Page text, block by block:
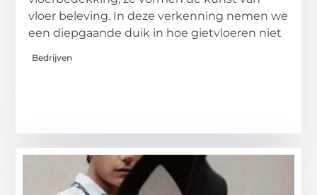
vloer beleving. In deze verkenning nemen we
een diepgaande duik in hoe gietvloeren niet
Bedrijven